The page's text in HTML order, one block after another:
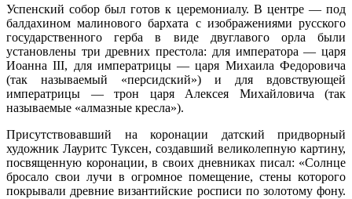
Успенский собор был готов к церемониалу. В центре — под
балдахином малинового бархата с изображениями русского
государственного герба в виде двуглавого орла были
установлены три древних престола: для императора — царя
Иоанна III, для императрицы — царя Михаила Федоровича
(так называемый «персидский») и для вдовствующей
императрицы — трон царя Алексея Михайловича (так
называемые «алмазные кресла»).
Присутствовавший на коронации датский придворный
художник Лауритс Туксен, создавший великолепную картину,
посвященную коронации, в своих дневниках писал: «Солнце
бросало свои лучи в огромное помещение, стены которого
покрывали древние византийские росписи по золотому фону.